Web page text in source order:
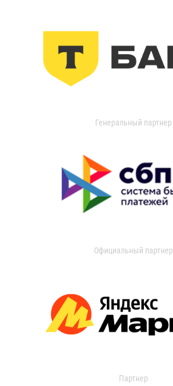
Генеральный партнер
Официальный партнер
Партнер